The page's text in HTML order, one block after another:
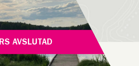
AVSLUTAD